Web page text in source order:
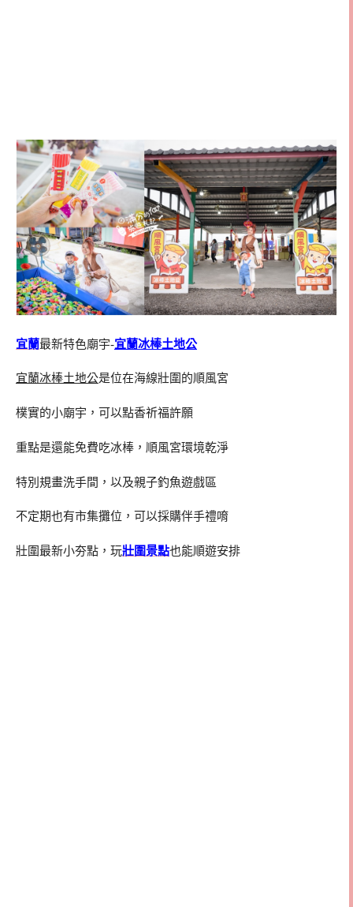
宜蘭最新特色廟宇-宜蘭冰棒土地公
宜蘭冰棒土地公是位在海線壯圍的順風宮
樸實的小廟宇，可以點香祈福許願
重點是還能免費吃冰棒，順風宮環境乾淨
特別規畫洗手間，以及親子釣魚遊戲區
不定期也有市集攤位，可以採購伴手禮唷
壯圍最新小夯點，玩壯圍景點也能順遊安排